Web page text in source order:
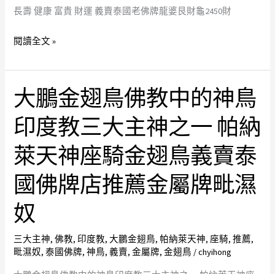
富
財
貴
象
徵
大
財
錦
添
花
寓
意
代
表
著
長
壽
健
長壽 健康 富貴 財運 義賣泰國老佛牌龍婆艮財龜2450財
大
財
上
添
花
寓
意
代
表
著
長
壽
閱讀全文 »
大鵬金翅鳥佛教中的神鳥
印度教三大主神之一 帕納
萊天神座騎金翅鳥義賣泰
國佛牌店推薦金屬牌毗濕
奴
三大主神,佛教, 印度教,大鵬金翅鳥, 帕納萊天神, 座騎,推薦,
毗濕奴,泰國佛牌,神鳥,義賣,金屬牌,金翅鳥 /chyihong
大
鵬
金
鳥
佛
教
中
的
神
鳥